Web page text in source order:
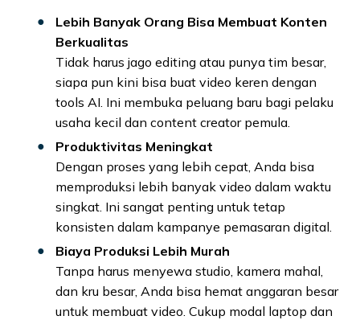
Lebih Banyak Orang Bisa Membuat Konten
Berkualitas
Tidak harus jago editing atau punya tim besar,
siapa pun kini bisa buat video keren dengan
tools AI. Ini membuka peluang baru bagi pelaku
usaha kecil dan content creator pemula.
Produktivitas Meningkat
Dengan proses yang lebih cepat, Anda bisa
memproduksi lebih banyak video dalam waktu
singkat. Ini sangat penting untuk tetap
konsisten dalam kampanye pemasaran digital.
Biaya Produksi Lebih Murah
Tanpa harus menyewa studio, kamera mahal,
dan kru besar, Anda bisa hemat anggaran besar
untuk membuat video. Cukup modal laptop dan